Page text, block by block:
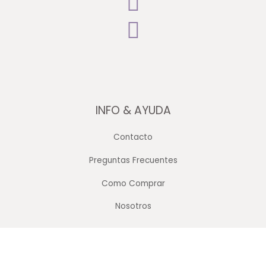
INFO & AYUDA
Contacto
Preguntas Frecuentes
Como Comprar
Nosotros